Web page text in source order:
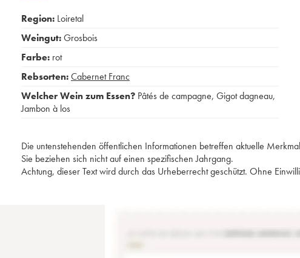
Region: Loiretal
Weingut:Grosbois
Farbe: rot
Rebsorten:Cabernet Franc
Welcher Wein zum Essen? Pâtés de campagne, Gigot dagneau,
Jambon à los
Die untenstehenden öffentlichen Informationen betreffen aktuelle
Sie beziehen sich nicht auf einen spezifischen Jahrgang.
Achtung, dieser Text wird durch das Urheberrecht geschützt. Ohne